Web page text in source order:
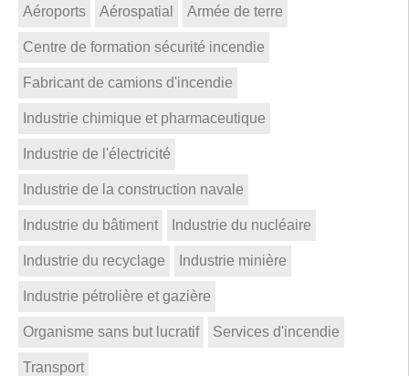
Aéroports Aérospatial Armée de terre
Centre de formation sécurité incendie
Fabricant de camions d'incendie
Industrie chimique et pharmaceutique
Industrie de l'électricité
Industrie de la construction navale
Industrie du bâtiment Industrie du nucléaire
Industrie du recyclage Industrie minière
Industrie pétrolière et gazière
Organisme sans but lucratif Services d'incendie
Transport